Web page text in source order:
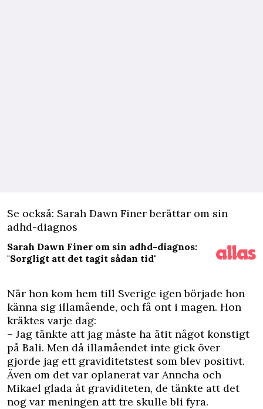
Se också: Sarah Dawn Finer berättar om sin
adhd-diagnos
Sarah Dawn Finer om sin adhd-diagnos:
"Sorgligt att det tagit sådan tid"
När hon kom hem till Sverige igen började hon
känna sig illamående, och få ont i magen. Hon
kräktes varje dag:
– Jag tänkte att jag måste ha ätit något konstigt
på Bali. Men då illamåendet inte gick över
gjorde jag ett graviditetstest som blev positivt.
Även om det var oplanerat var Anncha och
Mikael glada åt graviditeten, de tänkte att det
nog var meningen att tre skulle bli fyra.